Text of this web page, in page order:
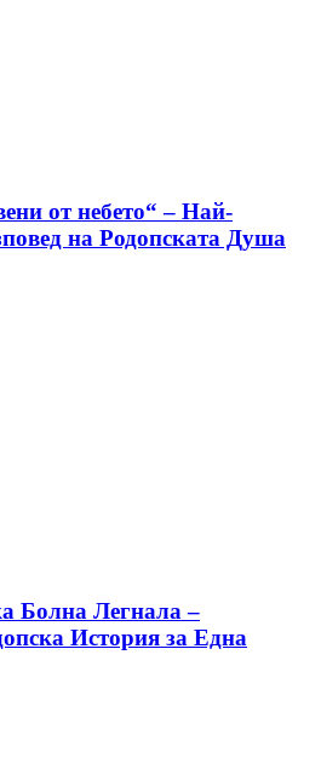
от небето“ – Най-
на Родопската Душа
Болна Легнала –
История за Една